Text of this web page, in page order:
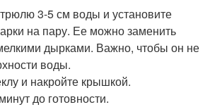
3-5 см воды и установите
на пару. Ее можно заменить
дырками. Важно, чтобы он не
воды.
и накройте крышкой.
до готовности.